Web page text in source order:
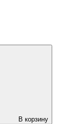
В корзину